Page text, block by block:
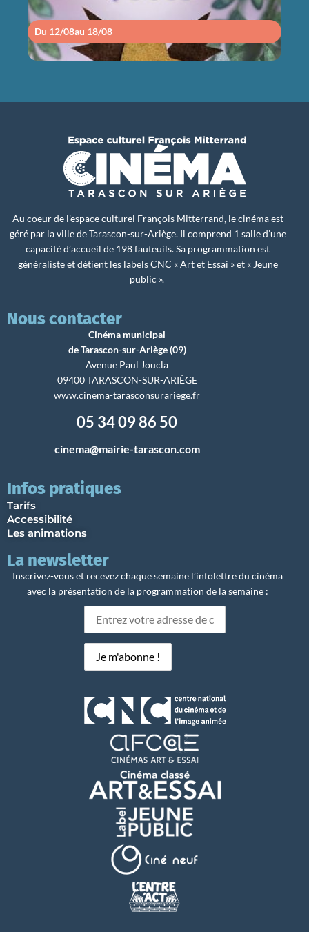
Du 12/08au 18/08
Au coeur de l’espace culturel François Mitterrand, le cinéma est
géré par la ville de Tarascon-sur-Ariège. Il comprend 1 salle d’une
capacité d’accueil de 198 fauteuils. Sa programmation est
généraliste et détient les labels CNC « Art et Essai » et « Jeune
public ».
Nous contacter
Cinéma municipal
de Tarascon-sur-Ariège (09)
Avenue Paul Joucla
09400 TARASCON-SUR-ARIÈGE
www.cinema-tarasconsurariege.fr
05 34 09 86 50
cinema@mairie-tarascon.com
Infos pratiques
Tarifs
Accessibilité
Les animations
La newsletter
Inscrivez-vous et recevez chaque semaine l’infolettre du cinéma
avec la présentation de la programmation de la semaine :